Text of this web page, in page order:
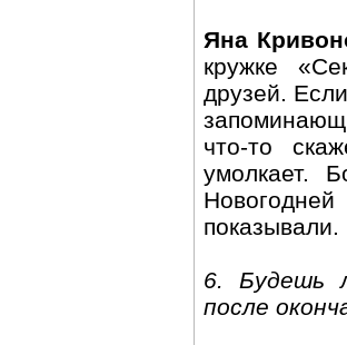
Яна
кружке
друзей.
что-то
умолкает.
6. Будешь
после